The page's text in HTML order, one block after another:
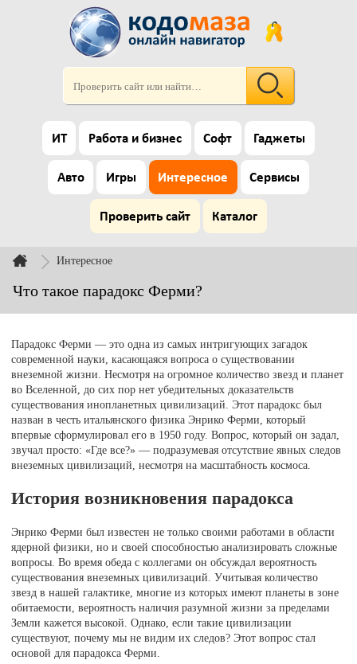
ИТ Работа и бизнес Софт Гаджеты
Авто Игры Интересное Сервисы
Проверить сайт Каталог
Интересное
Что такое парадокс Ферми?
Парадокс Ферми — это одна из самых интригующих загадок
современной науки, касающаяся вопроса о существовании
внеземной жизни. Несмотря на огромное количество звезд и планет
во Вселенной, до сих пор нет убедительных доказательств
существования инопланетных цивилизаций. Этот парадокс был
назван в честь итальянского физика Энрико Ферми, который
впервые сформулировал его в 1950 году. Вопрос, который он задал,
звучал просто: «Где все?» — подразумевая отсутствие явных следов
внеземных цивилизаций, несмотря на масштабность космоса.
История возникновения парадокса
Энрико Ферми был известен не только своими работами в области
ядерной физики, но и своей способностью анализировать сложные
вопросы. Во время обеда с коллегами он обсуждал вероятность
существования внеземных цивилизаций. Учитывая количество
звезд в нашей галактике, многие из которых имеют планеты в зоне
обитаемости, вероятность наличия разумной жизни за пределами
Земли кажется высокой. Однако, если такие цивилизации
существуют, почему мы не видим их следов? Этот вопрос стал
основой для парадокса Ферми.